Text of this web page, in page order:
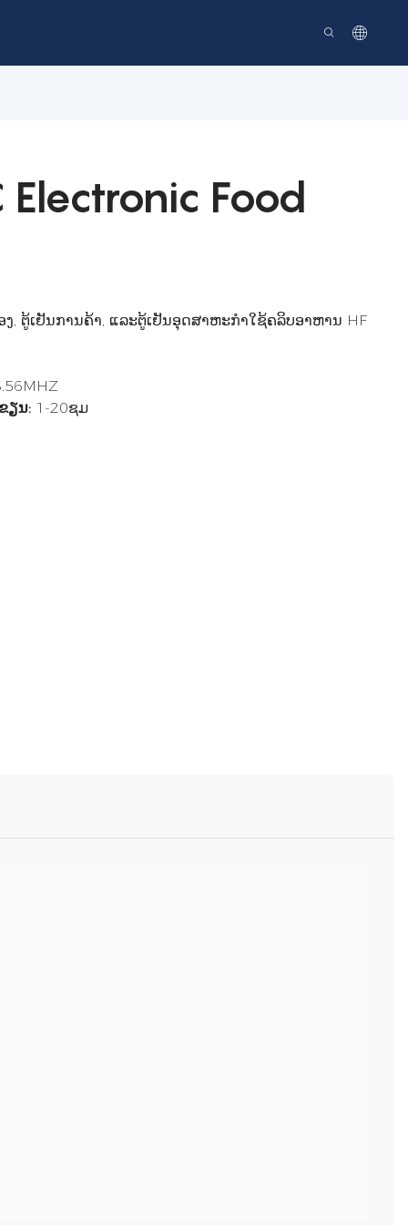
Electronic Food
ງ, ຕູ້ເຢັນການຄ້າ, ແລະຕູ້ເຢັນອຸດສາຫະກໍາໃຊ້ຄລິບອາຫານ HF
ຽນ: 1-20ຊມ